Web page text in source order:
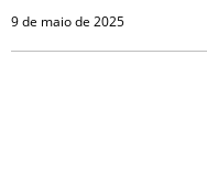
9 de maio de 2025